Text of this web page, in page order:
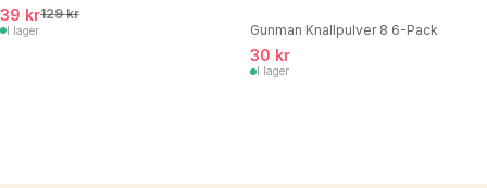
39 kr129 kr
I lager Gunman Knallpulver 8 6-Pack
30 kr
I lager